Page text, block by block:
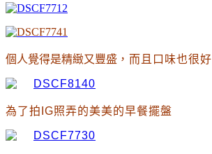
個人覺得是精緻又豐盛 ，而且口味也很好
為了拍IG照弄的美美的早餐擺盤